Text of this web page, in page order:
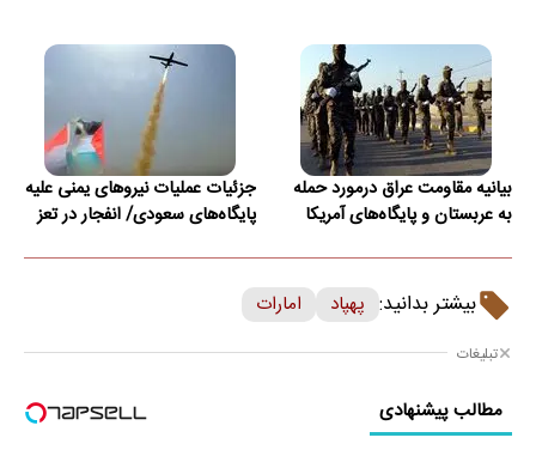
بیانیه مقاومت عراق درمورد حمله
به عربستان و پایگاه‌های آمریکا
جزئیات عملیات نیروهای یمنی علیه
پایگاه‌های سعودی/ انفجار در تعز
بیشتر بدانید: پهپاد امارات
تبلیغات
مطالب پیشنهادی